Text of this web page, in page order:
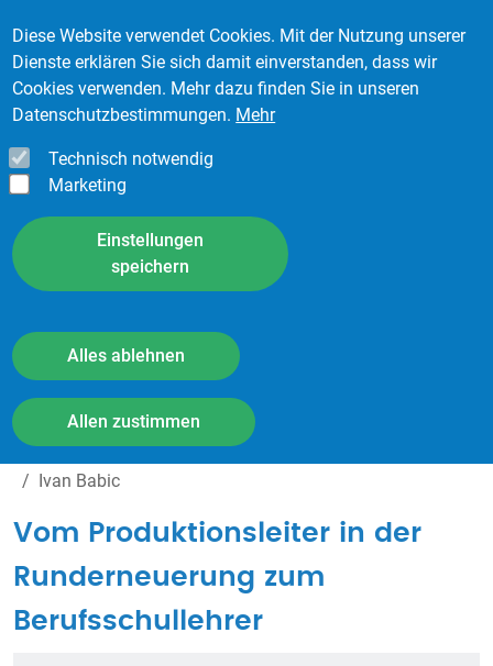
Diese Website verwendet Cookies. Mit der Nutzung unserer
Dienste erklären Sie sich damit einverstanden, dass wir
Cookies verwenden. Mehr dazu finden Sie in unseren
Datenschutzbestimmungen. Mehr
Technisch notwendig
Marketing
Einstellungen
speichern
Alles ablehnen
Allen zustimmen
Kontakt
Ivan Babic
Ivan Babic
Vom Produktionsleiter in der
Runderneuerung zum
Berufsschullehrer